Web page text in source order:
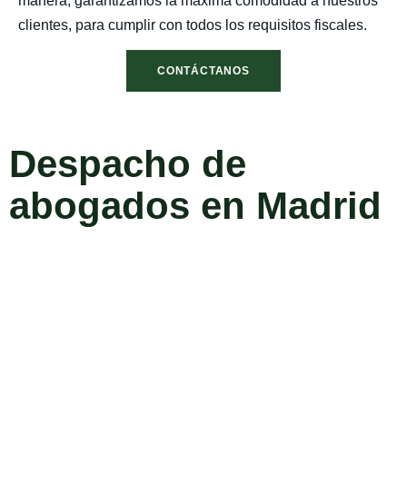
clientes, para cumplir con todos los requisitos fiscales.
CONTÁCTANOS
Despacho de
abogados en Madrid